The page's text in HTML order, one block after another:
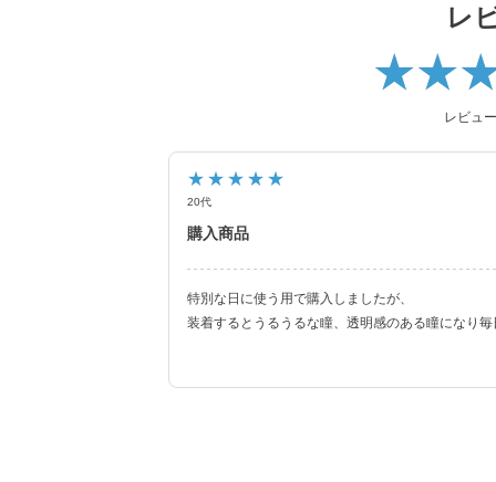
2021年にはブルーライトカット機能・UVカッ
更に2025年にはブルーライトカット機能が
した。
より可愛く、より瞳に優しく進化し続けるブ
レ
レビュ
★★★★★
20代
購入商品
特別な日に使う用で購入しましたが、
装着するとうるうるな瞳、透明感のある瞳になり